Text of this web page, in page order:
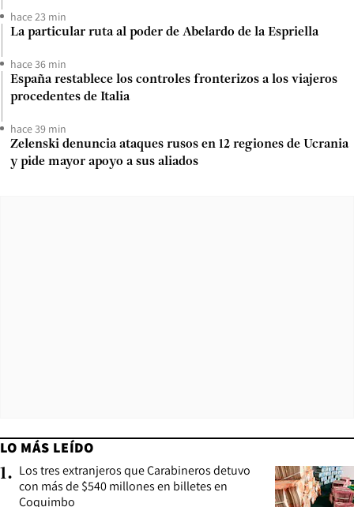
hace 23 min
La particular ruta al poder de Abelardo de la Espriella
hace 36 min
España restablece los controles fronterizos a los viajeros
procedentes de Italia
hace 39 min
Zelenski denuncia ataques rusos en 12 regiones de Ucrania
y pide mayor apoyo a sus aliados
LO MÁS LEÍDO
1. Los tres extranjeros que Carabineros detuvo
con más de $540 millones en billetes en
Coquimbo